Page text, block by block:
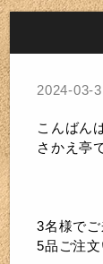
2024-03-
こんばん
さかえ亭
3名様でご
5品ご注文